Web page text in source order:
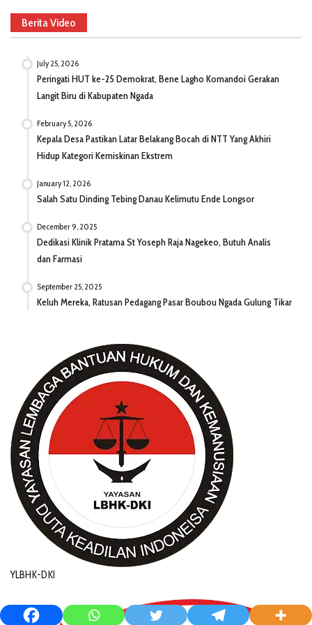
Berita Video
July 25, 2026
Peringati HUT ke-25 Demokrat, Bene Lagho Komandoi Gerakan
Langit Biru di Kabupaten Ngada
February 5, 2026
Kepala Desa Pastikan Latar Belakang Bocah di NTT Yang Akhiri
Hidup Kategori Kemiskinan Ekstrem
January 12, 2026
Salah Satu Dinding Tebing Danau Kelimutu Ende Longsor
December 9, 2025
Dedikasi Klinik Pratama St Yoseph Raja Nagekeo, Butuh Analis
dan Farmasi
September 25, 2025
Keluh Mereka, Ratusan Pedagang Pasar Boubou Ngada Gulung Tikar
YLBHK-DKI